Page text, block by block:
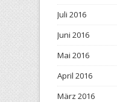
Juli 2016
Juni 2016
Mai 2016
April 2016
März 2016